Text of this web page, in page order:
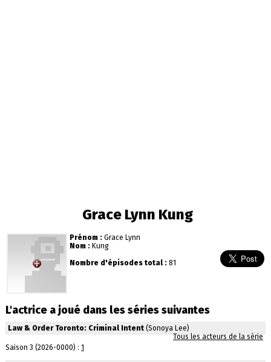
Grace Lynn Kung
Prénom : Grace Lynn
Nom : Kung
Nombre d'épisodes total : 81
L'actrice a joué dans les séries suivantes
Law & Order Toronto: Criminal Intent(Sonoya Lee)
Tous les acteurs de la série
Saison 3 (2026-0000) : 1